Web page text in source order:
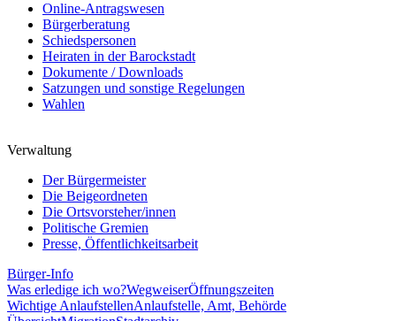
Online-Antragswesen
Bürgerberatung
Schiedspersonen
Heiraten in der Barockstadt
Dokumente / Downloads
Satzungen und sonstige Regelungen
Wahlen
Verwaltung
Der Bürgermeister
Die Beigeordneten
Die Ortsvorsteher/innen
Politische Gremien
Presse, Öffentlichkeitsarbeit
Bürger-Info
Was erledige ich wo?WegweiserÖffnungszeiten
Wichtige AnlaufstellenAnlaufstelle, Amt, Behörde